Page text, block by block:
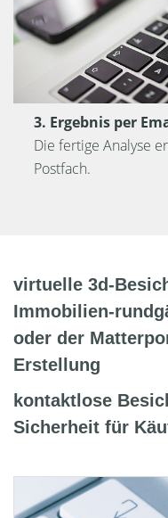
3. Ergebnis per
Die fertige Analyse
Postfach.
virtuelle 3d-
Immobilien-
oder der
Erstellung
kontaktlose
Sicherheit für